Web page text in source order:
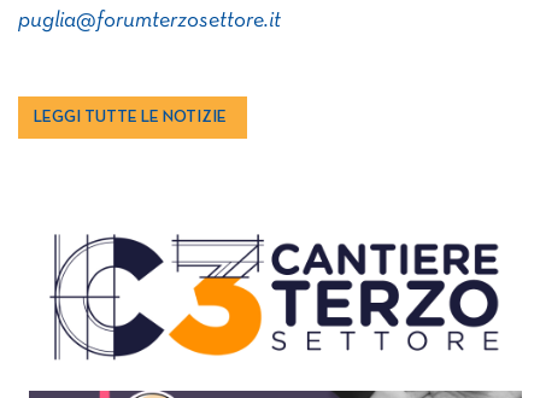
puglia@forumterzosettore.it
LEGGI TUTTE LE NOTIZIE